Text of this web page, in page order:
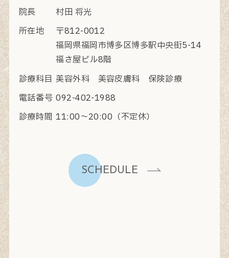
院長
村田 将光
所在地
〒812-0012
福岡県福岡市博多区博多駅中央街5-14
福さ屋ビル8階
診療科目 美容外科 美容皮膚科 保険診療
電話番号 092-402-1988
診療時間 11:00〜20:00（不定休）
SCHEDULE